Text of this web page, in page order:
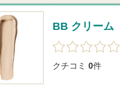
BB クリーム
クチコミ 0件